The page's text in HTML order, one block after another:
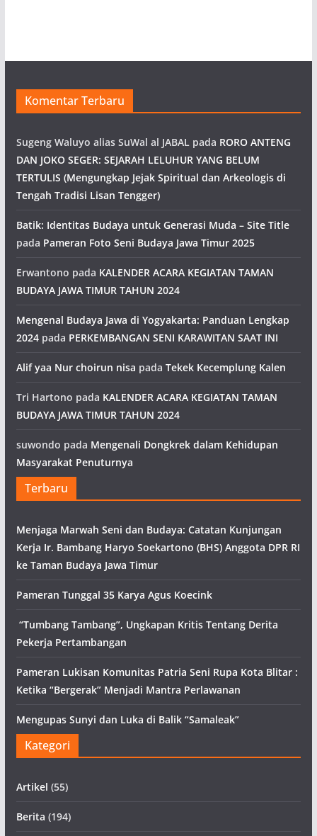
Komentar Terbaru
Sugeng Waluyo alias SuWal al JABAL pada RORO ANTENG
DAN JOKO SEGER: SEJARAH LELUHUR YANG BELUM
TERTULIS (Mengungkap Jejak Spiritual dan Arkeologis di
Tengah Tradisi Lisan Tengger)
Batik: Identitas Budaya untuk Generasi Muda – Site Title
pada Pameran Foto Seni Budaya Jawa Timur 2025
Erwantono pada KALENDER ACARA KEGIATAN TAMAN
BUDAYA JAWA TIMUR TAHUN 2024
Mengenal Budaya Jawa di Yogyakarta: Panduan Lengkap
2024pada PERKEMBANGAN SENI KARAWITAN SAAT INI
Alif yaa Nur choirun nisa pada Tekek Kecemplung Kalen
Tri Hartono pada KALENDER ACARA KEGIATAN TAMAN
BUDAYA JAWA TIMUR TAHUN 2024
suwondo pada Mengenali Dongkrek dalam Kehidupan
Masyarakat Penuturnya
Terbaru
Menjaga Marwah Seni dan Budaya: Catatan Kunjungan
Kerja Ir. Bambang Haryo Soekartono (BHS) Anggota DPR RI
ke Taman Budaya Jawa Timur
Pameran Tunggal 35 Karya Agus Koecink
“Tumbang Tambang”, Ungkapan Kritis Tentang Derita
Pekerja Pertambangan
Pameran Lukisan Komunitas Patria Seni Rupa Kota Blitar :
Ketika “Bergerak” Menjadi Mantra Perlawanan
Mengupas Sunyi dan Luka di Balik “Samaleak”
Kategori
Artikel (55)
Berita (194)